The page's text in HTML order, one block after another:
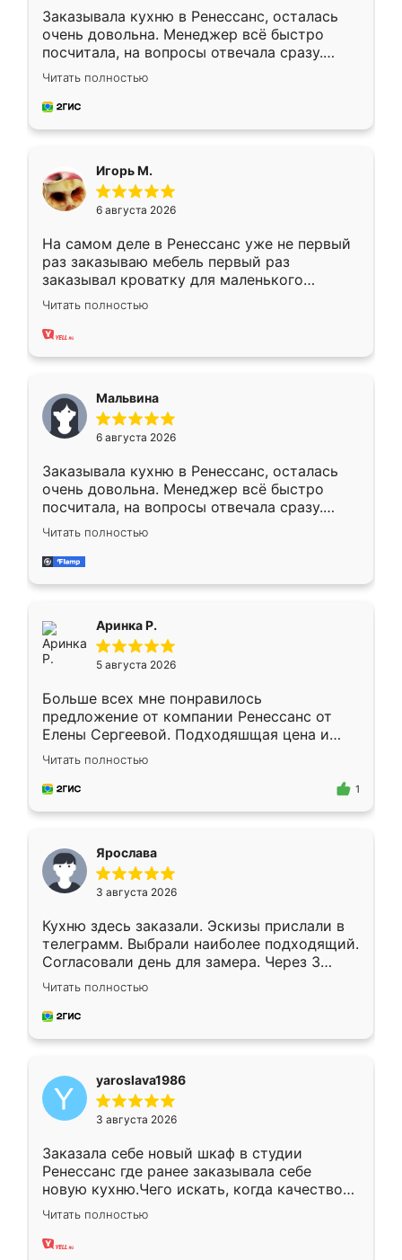
Заказывала кухню в Ренессанс, осталась
очень довольна. Менеджер всё быстро
посчитала, на вопросы отвечала сразу.
Замерщик приехал в субботу, подошёл к
делу со всей ответственностью. Собрали
за день, ребята работали аккуратно, даже
Читать полностью
Игорь М.
6 августа 2026
На самом деле в Ренессанс уже не первый
раз заказываю мебель первый раз
заказывал кроватку для маленького
ребёнка при его рождении ,во второй раз
заказал шкаф-купе. По качеству очень
хорошее сборка достаточно быстрая,
меньше, здесь же он более разнообразный.
Мне нравится ,если что-то потребуется из
мебели буду заказывать только здесь.
Читать полностью
Мальвина
6 августа 2026
Заказывала кухню в Ренессанс, осталась
очень довольна. Менеджер всё быстро
посчитала, на вопросы отвечала сразу.
Замерщик приехал в субботу, подошёл к
делу со всей ответственностью. Собрали
за день, ребята работали аккуратно, даже
Читать полностью
Аринка Р.
5 августа 2026
Больше всех мне понравилось
предложение от компании Ренессанс от
Елены Сергеевой. Подходяшщая цена и
короткие сроки изготовления. Приехавший
для замера сотрудник Владислав
предложил по моему эскизу самый
Читать полностью
1
Ярослава
3 августа 2026
Кухню здесь заказали. Эскизы прислали в
телеграмм. Выбрали наиболее подходящий.
Согласовали день для замера. Через 3
недели кухня была уже готова. Остались
довольны работой. Спасибо Ренессанс
мебель за качественную работу!
Читать полностью
yaroslava1986
3 августа 2026
Заказала себе новый шкаф в студии
Ренессанс где ранее заказывала себе
новую кухню.Чего искать, когда качеством
вполне довольна. Служит кухня уже почти
два года, нареканий нет.
Читать полностью